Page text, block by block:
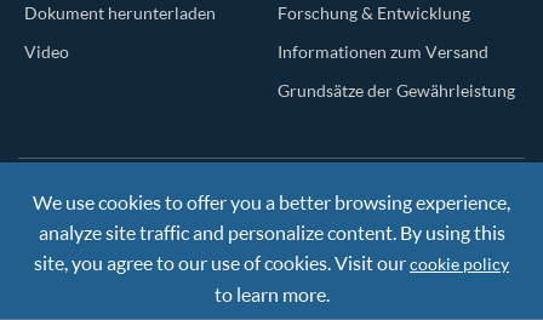
Dokument herunterladen
Video
Forschung & Entwicklung
Informationen zum Versand
Grundsätze der Gewährleistung
Copyright ©Nanjing BKN Automation System Co.,LTD.All
Rights Reserved
Sitemap
Privacy Policy
We use cookies to offer you a better browsing experience,
analyze site traffic and personalize content. By using this
site, you agree to our use of cookies. Visit ourcookie policy
to learn more.